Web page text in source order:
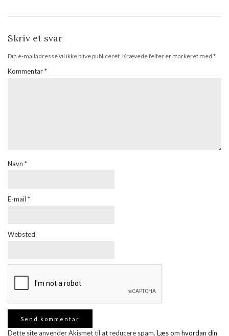
Skriv et svar
Din e-mailadresse vil ikke blive publiceret. Krævede felter er markeret med *
Kommentar*
Navn *
E-mail *
Websted
Dette site anvender Akismet til at reducere spam. Læs om hvordan din